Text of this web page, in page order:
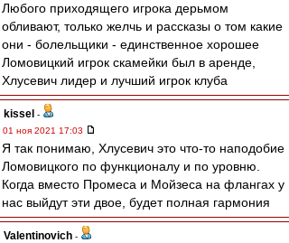
Любого приходящего игрока дерьмом
обливают, только желчь и рассказы о том какие
они - болельщики - единственное хорошее
Ломовицкий игрок скамейки был в аренде,
Хлусевич лидер и лучший игрок клуба
kissel -
01 ноя 2021 17:03
Я так понимаю, Хлусевич это что-то наподобие
Ломовицкого по функционалу и по уровню.
Когда вместо Промеса и Мойзеса на флангах у
нас выйдут эти двое, будет полная гармония
Valentinovich -